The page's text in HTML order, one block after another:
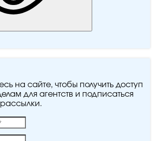
на сайте, чтобы получить доступ
для агентств и подписаться